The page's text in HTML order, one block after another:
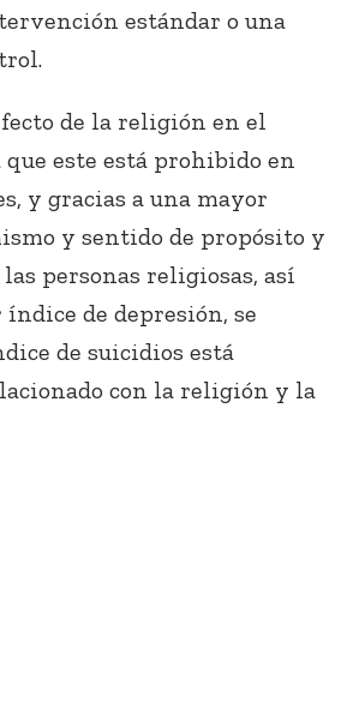
estándar o una
de la religión en el
este está prohibido en
y gracias a una mayor
y sentido de propósito y
personas religiosas, así
de depresión, se
de suicidios está
con la religión y la